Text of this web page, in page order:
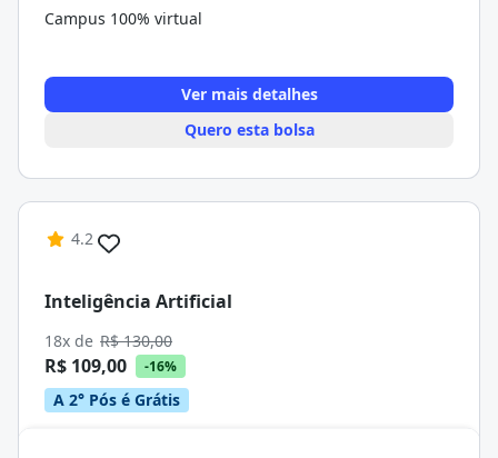
Campus 100% virtual
Ver mais detalhes
Quero esta bolsa
4.2
Inteligência Artificial
18x de R$ 130,00
R$ 109,00 -16%
A 2° Pós é Grátis